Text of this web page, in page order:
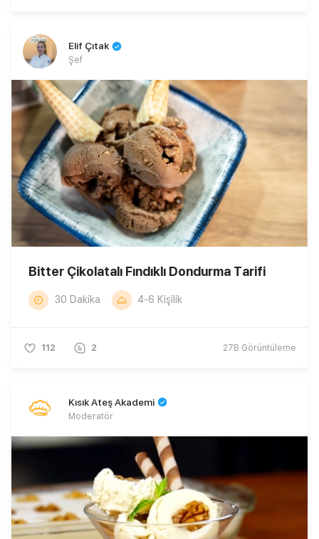
Elif Çıtak
Şef
Bitter Çikolatalı Fındıklı Dondurma Tarifi
30 Dakika 4-6 Kişilik
112 2 27B Görüntüleme
Kısık Ateş Akademi
Moderatör